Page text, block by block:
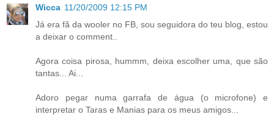
Wicca 11/20/2009 12:15 PM
Já era fã da wooler no FB, sou seguidora do teu blog, estou
a deixar o comment..
Agora coisa pirosa, hummm, deixa escolher uma, que são
tantas... Ai...
Adoro pegar numa garrafa de água (o microfone) e
interpretar o Taras e Manias para os meus amigos...